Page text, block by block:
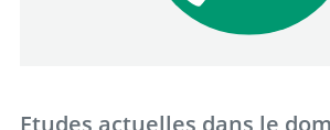
Etudes actuelles dans le